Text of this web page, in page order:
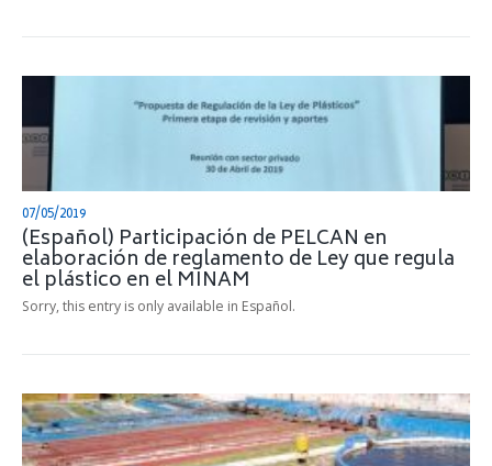
07/05/2019
(Español) Participación de PELCAN en
elaboración de reglamento de Ley que regula
el plástico en el MINAM
Sorry, this entry is only available in Español.